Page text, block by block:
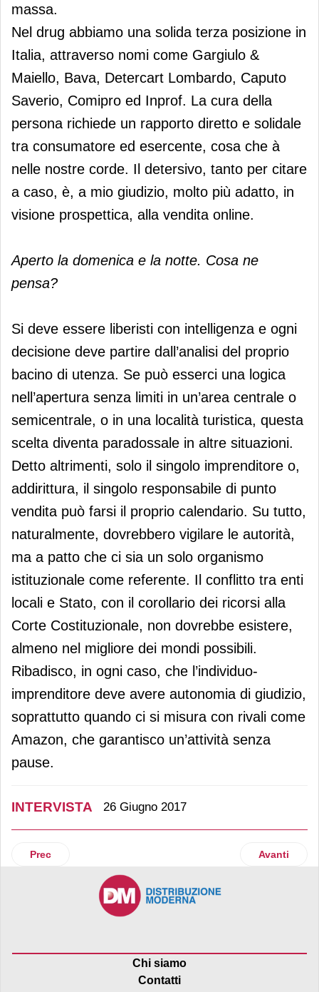
massa.
Nel drug abbiamo una solida terza posizione in
Italia, attraverso nomi come Gargiulo &
Maiello, Bava, Detercart Lombardo, Caputo
Saverio, Comipro ed Inprof. La cura della
persona richiede un rapporto diretto e solidale
tra consumatore ed esercente, cosa che à
nelle nostre corde. Il detersivo, tanto per citare
a caso, è, a mio giudizio, molto più adatto, in
visione prospettica, alla vendita online.
Aperto la domenica e la notte. Cosa ne
pensa?
Si deve essere liberisti con intelligenza e ogni
decisione deve partire dall’analisi del proprio
bacino di utenza. Se può esserci una logica
nell’apertura senza limiti in un’area centrale o
semicentrale, o in una località turistica, questa
scelta diventa paradossale in altre situazioni.
Detto altrimenti, solo il singolo imprenditore o,
addirittura, il singolo responsabile di punto
vendita può farsi il proprio calendario. Su tutto,
naturalmente, dovrebbero vigilare le autorità,
ma a patto che ci sia un solo organismo
istituzionale come referente. Il conflitto tra enti
locali e Stato, con il corollario dei ricorsi alla
Corte Costituzionale, non dovrebbe esistere,
almeno nel migliore dei mondi possibili.
Ribadisco, in ogni caso, che l’individuo-
imprenditore deve avere autonomia di giudizio,
soprattutto quando ci si misura con rivali come
Amazon, che garantisco un’attività senza
pause.
INTERVISTA 26 Giugno 2017
Articolo precedente: Maniele Tasca: “Ecco il mio
Prec Articolo
Avanti
Chi siamo
Contatti